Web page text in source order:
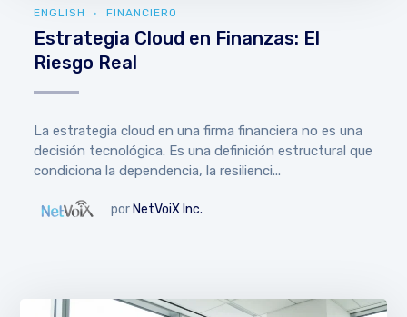
ENGLISH FINANCIERO
Estrategia Cloud en Finanzas: El
Riesgo Real
La estrategia cloud en una firma financiera no es una
decisión tecnológica. Es una definición estructural que
condiciona la dependencia, la resilienci...
por NetVoiX Inc.